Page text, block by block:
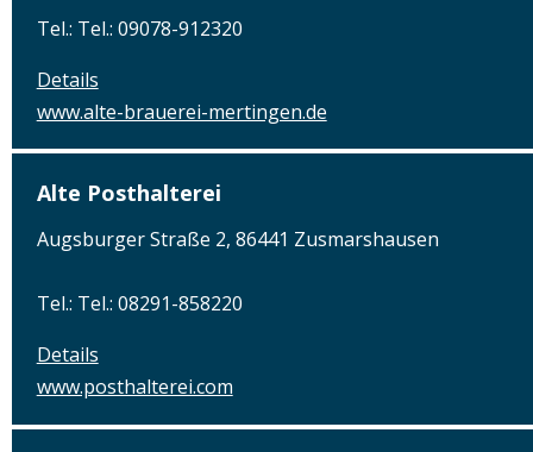
Tel.: Tel.: 09078-912320
Details
www.alte-brauerei-mertingen.de
Alte Posthalterei
Augsburger Straße 2, 86441 Zusmarshausen
Tel.: Tel.: 08291-858220
Details
www.posthalterei.com